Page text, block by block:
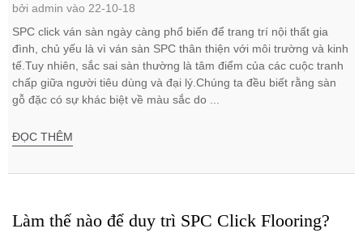
bởi admin vào 22-10-18
SPC click ván sàn ngày càng phổ biến để trang trí nội thất gia
đình, chủ yếu là vì ván sàn SPC thân thiện với môi trường và kinh
tế.Tuy nhiên, sắc sai sàn thường là tâm điểm của các cuộc tranh
chấp giữa người tiêu dùng và đại lý.Chúng ta đều biết rằng sàn
gỗ đặc có sự khác biệt về màu sắc do ...
ĐỌC THÊM
Làm thế nào để duy trì SPC Click Flooring?